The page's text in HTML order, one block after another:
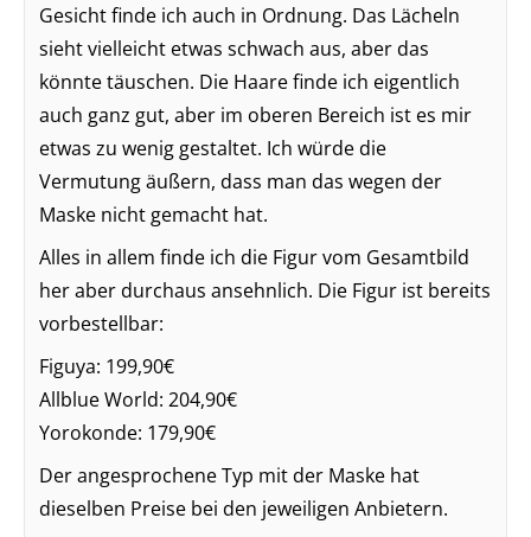
Gesicht finde ich auch in Ordnung. Das Lächeln
sieht vielleicht etwas schwach aus, aber das
könnte täuschen. Die Haare finde ich eigentlich
auch ganz gut, aber im oberen Bereich ist es mir
etwas zu wenig gestaltet. Ich würde die
Vermutung äußern, dass man das wegen der
Maske nicht gemacht hat.
Alles in allem finde ich die Figur vom Gesamtbild
her aber durchaus ansehnlich. Die Figur ist bereits
vorbestellbar:
Figuya: 199,90€
Allblue World: 204,90€
Yorokonde: 179,90€
Der angesprochene Typ mit der Maske hat
dieselben Preise bei den jeweiligen Anbietern.